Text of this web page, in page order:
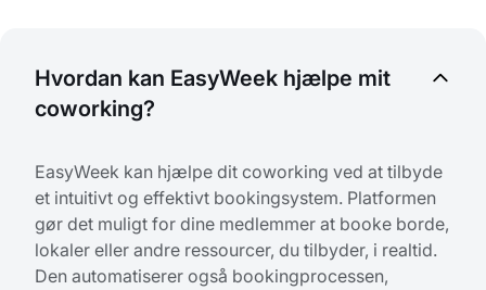
Hvordan kan EasyWeek hjælpe mit
coworking?
EasyWeek kan hjælpe dit coworking ved at tilbyde
et intuitivt og effektivt bookingsystem. Platformen
gør det muligt for dine medlemmer at booke borde,
lokaler eller andre ressourcer, du tilbyder, i realtid.
Den automatiserer også bookingprocessen,